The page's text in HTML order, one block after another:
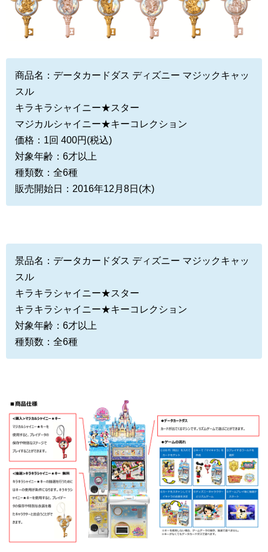
商品名：データカードダス ディズニー マジックキャッ
スル
キラキラシャイニー★スター
マジカルシャイニー★キーコレクション
価格：1回 400円(税込)
対象年齢：6才以上
種類数：全6種
販売開始日：2016年12月8日(木)
景品名：データカードダス ディズニー マジックキャッ
スル
キラキラシャイニー★スター
キラキラシャイニー★キーコレクション
対象年齢：6才以上
種類数：全6種